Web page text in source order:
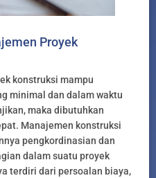
Proyek
konstruksi mampu
minimal dan dalam waktu
maka dibutuhkan
Manajemen konstruksi
pengkordinasian dan
dalam suatu proyek
terdiri dari persoalan biaya,